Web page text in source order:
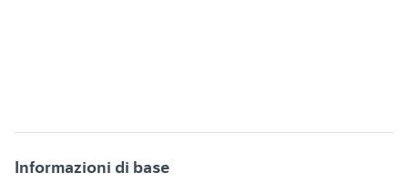
Informazioni di base